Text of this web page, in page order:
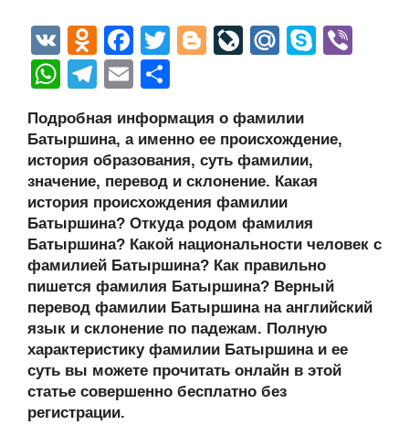
V
K
O
d
n
o
kl
a
ss
ni
ki
F
a
c
e
b
o
o
k
T
er
Bl
g
er
Li
J
o
ur
n
al
M
u
S
e
W
at
s
A
p
p
T
e
gr
a
m
E
ail р
а
в
и
ть
Подробная информация о фамилии
Батыршина, а именно ее происхождение,
история образования, суть фамилии,
значение, перевод и склонение. Какая
история происхождения фамилии
Батыршина? Откуда родом фамилия
Батыршина? Какой национальности человек с
фамилией Батыршина? Как правильно
пишется фамилия Батыршина? Верный
перевод фамилии Батыршина на английский
язык и склонение по падежам. Полную
характеристику фамилии Батыршина и ее
суть вы можете прочитать онлайн в этой
статье совершенно бесплатно без
регистрации.